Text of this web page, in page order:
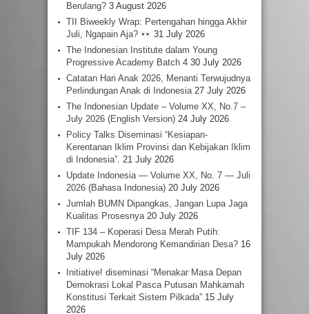
Berulang? 3 August 2026
TII Biweekly Wrap: Pertengahan hingga Akhir
Juli, Ngapain Aja?
31 July 2026
The Indonesian Institute dalam Young
Progressive Academy Batch 4 30 July 2026
Catatan Hari Anak 2026, Menanti Terwujudnya
Perlindungan Anak di Indonesia 27 July 2026
The Indonesian Update – Volume XX, No.7 –
July 2026 (English Version) 24 July 2026
Policy Talks Diseminasi “Kesiapan-
Kerentanan Iklim Provinsi dan Kebijakan Iklim
di Indonesia”. 21 July 2026
Update Indonesia — Volume XX, No. 7 — Juli
2026 (Bahasa Indonesia) 20 July 2026
Jumlah BUMN Dipangkas, Jangan Lupa Jaga
Kualitas Prosesnya 20 July 2026
TIF 134 – Koperasi Desa Merah Putih:
Mampukah Mendorong Kemandirian Desa? 16
July 2026
Initiative! diseminasi “Menakar Masa Depan
Demokrasi Lokal Pasca Putusan Mahkamah
Konstitusi Terkait Sistem Pilkada” 15 July
2026